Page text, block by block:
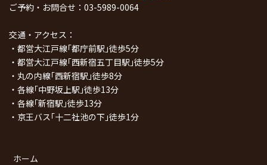
ご予約・お問合せ： 03-5989-0064
交通・アクセス：
・都営大江戸線｢都庁前駅｣徒歩5分
・都営大江戸線｢西新宿五丁目駅｣徒歩5分
・丸の内線｢西新宿駅｣徒歩8分
・各線｢中野坂上駅｣徒歩13分
・各線｢新宿駅｣徒歩13分
・京王バス｢十二社池の下｣徒歩1分
ホーム